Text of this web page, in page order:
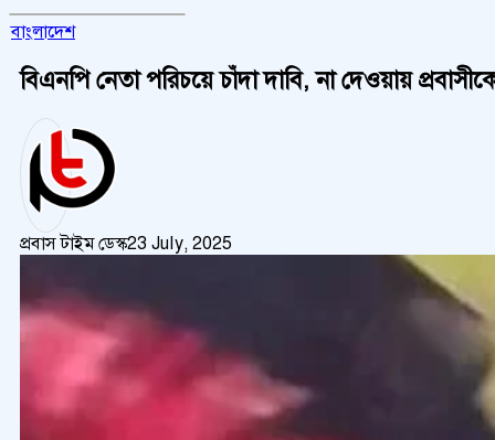
বাংলাদেশ
বিএনপি নেতা পরিচয়ে চাঁদা দাবি, না দেওয়ায়
প্রবাস টাইম ডেস্ক23 July, 2025